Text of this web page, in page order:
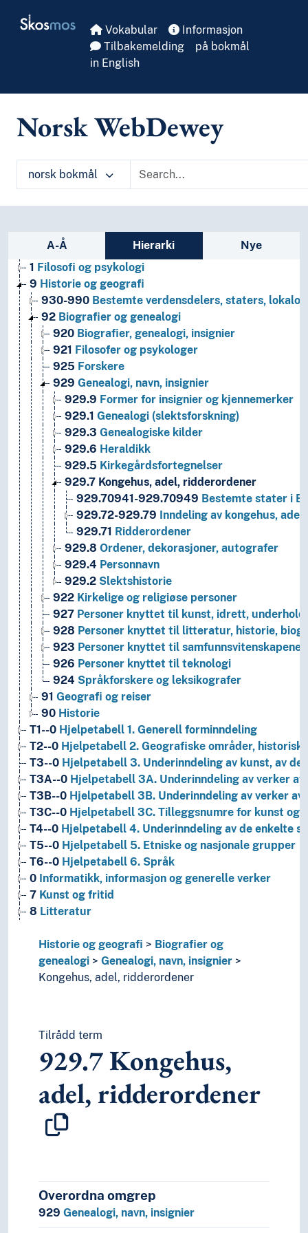
Skosmos Vokabular
Informasjon
Tilbakemelding
på bokmål
in English
Norsk WebDewey
norsk bokmål
Sidefelt: navigér i vokabularet
A-Å Hierarki
Nye
1 Filosofi og psykologi
9 Historie og geografi
930-990 Bestemte verdensdelers, staters,
92 Biografier og genealogi
920 Biografier, genealogi, insignier
921 Filosofer og psykologer
925 Forskere
929 Genealogi, navn, insignier
929.9 Former for insignier og kjennemerker
929.1 Genealogi (slektsforskning)
929.3 Genealogiske kilder
929.6 Heraldikk
929.5 Kirkegårdsfortegnelser
929.7 Kongehus, adel, ridderordener
929.70941-929.70949 Bestemte stater i
929.72-929.79 Inndeling av kongehus,
929.71 Ridderordener
929.8 Ordener, dekorasjoner, autografer
929.4 Personnavn
929.2 Slektshistorie
922 Kirkelige og religiøse personer
927 Personer knyttet til kunst, idrett,
928 Personer knyttet til litteratur, historie,
923 Personer knyttet til samfunnsvitenskapene
926 Personer knyttet til teknologi
924 Språkforskere og leksikografer
91 Geografi og reiser
90 Historie
T1--0 Hjelpetabell 1. Generell forminndeling
T2--0 Hjelpetabell 2. Geografiske områder,
T3--0 Hjelpetabell 3. Underinndeling av kunst, av
T3A--0 Hjelpetabell 3A. Underinndeling av verker
T3B--0 Hjelpetabell 3B. Underinndeling av verker
T3C--0 Hjelpetabell 3C. Tilleggsnumre for kunst og
T4--0 Hjelpetabell 4. Underinndeling av de enkelte
T5--0 Hjelpetabell 5. Etniske og nasjonale grupper
T6--0 Hjelpetabell 6. Språk
0 Informatikk, informasjon og generelle verker
7 Kunst og fritid
8 Litteratur
Religion
Samfunnsvitenskap
Språk
Historie og geografi
Biografier og
genealogi
Genealogi, navn, insignier
Kongehus, adel, ridderordener
Tilrådd term
929.7Kongehus,
adel, ridderordener
Overordna omgrep
929 Genealogi, navn, insignier